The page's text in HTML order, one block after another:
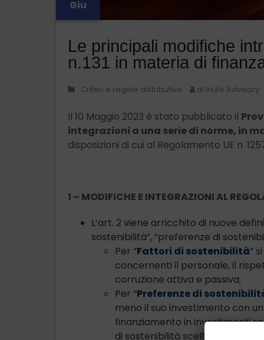
Giu
Le principali modifiche
n.131 in materia di
Criteri e regole distributive di InLife Advisory
Il 10 Maggio 2023 è stato pubblicato il
integrazioni a una serie di norme, in
disposizioni di cui al Regolamento UE n.
1 – MODIFICHE E INTEGRAZIONI AL
L’art. 2 viene arricchito di nuove
sostenibilità”, “preferenze di
Per “Fattori di sostenibilità”
concernenti il personale, il
corruzione attiva e passiva;
Per “Preferenze di
meno il suo investimento con
finanziamento in investimenti
di sostenibilità scelti dal cliente;